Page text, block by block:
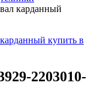
карданный
2203010-